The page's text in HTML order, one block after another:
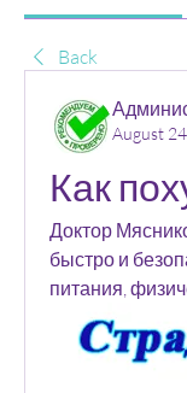
Back
August
Как
Доктор
быстро и
питания,